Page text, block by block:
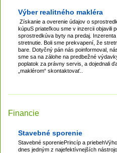
Výber realitného makléra
Získanie a overenie údajov o
kúpuS priateľkou sme v inzercii objavili
sprostredkúva byty na predaj.
stretnutie. Boli sme prekvapení, že
bare. Dotyčný pán nás poinformoval,
sme sa na zálohe na predbežné
poplatok za právny servis, a dojednali
„maklérom“ skontaktovať..
Financie
Stavebné sporenie
Stavebné sporeniePrincíp a
dnes jedným z najefektívnejších